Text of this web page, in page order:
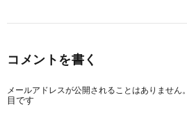
コメントを書く
メールアドレスが公開されることはありません。
目です